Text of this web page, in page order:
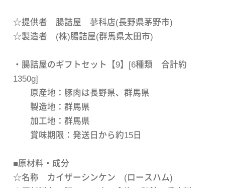
☆提供者 腸詰屋 蓼科店(長野県茅野市)
☆製造者 (株)腸詰屋(群馬県太田市)
・腸詰屋のギフトセット【9】[6種類 合計約
1350g]
原産地：豚肉は長野県、群馬県
製造地：群馬県
加工地：群馬県
賞味期限：発送日から約15日
■原材料・成分
☆名称 カイザーシンケン (ロースハム)